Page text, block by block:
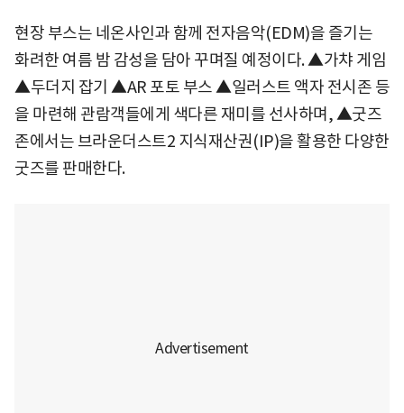
현장 부스는 네온사인과 함께 전자음악(EDM)을 즐기는
화려한 여름 밤 감성을 담아 꾸며질 예정이다. ▲가챠 게임
▲두더지 잡기 ▲AR 포토 부스 ▲일러스트 액자 전시존 등
을 마련해 관람객들에게 색다른 재미를 선사하며, ▲굿즈
존에서는 브라운더스트2 지식재산권(IP)을 활용한 다양한
굿즈를 판매한다.